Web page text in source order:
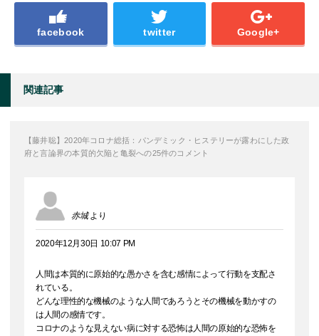
facebook twitter Google+
関連記事
【藤井聡】2020年コロナ総括：パンデミック・ヒステリーが露わにした政
府と言論界の本質的欠陥と亀裂への25件のコメント
赤城 より
2020年12月30日 10:07 PM
人間は本質的に原始的な愚かさを含む感情によって行動を支配さ
れている。
どんな理性的な機械のような人間であろうとその機械を動かすの
は人間の感情です。
コロナのような見えない病に対する恐怖は人間の原始的な恐怖を